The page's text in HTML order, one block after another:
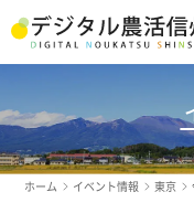
ホーム イベント情報 東京